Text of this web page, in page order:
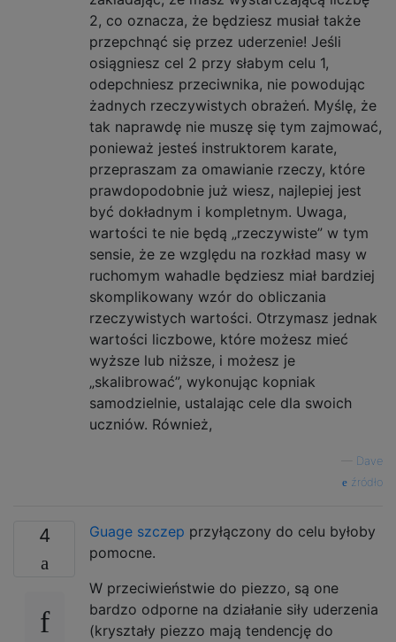
2, co oznacza, że ​​będziesz musiał także
przepchnąć się przez uderzenie! Jeśli
osiągniesz cel 2 przy słabym celu 1,
odepchniesz przeciwnika, nie powodując
żadnych rzeczywistych obrażeń. Myślę, że
tak naprawdę nie muszę się tym zajmować,
ponieważ jesteś instruktorem karate,
przepraszam za omawianie rzeczy, które
prawdopodobnie już wiesz, najlepiej jest
być dokładnym i kompletnym. Uwaga,
wartości te nie będą „rzeczywiste” w tym
sensie, że ze względu na rozkład masy w
ruchomym wahadle będziesz miał bardziej
skomplikowany wzór do obliczania
rzeczywistych wartości. Otrzymasz jednak
wartości liczbowe, które możesz mieć
wyższe lub niższe, i możesz je
„skalibrować”, wykonując kopniak
samodzielnie, ustalając cele dla swoich
uczniów. Również,
Dave
źródło
4 Guage szczep przyłączony do celu byłoby
pomocne.
W przeciwieństwie do piezzo, są one
bardzo odporne na działanie siły uderzenia
(kryształy piezzo mają tendencję do